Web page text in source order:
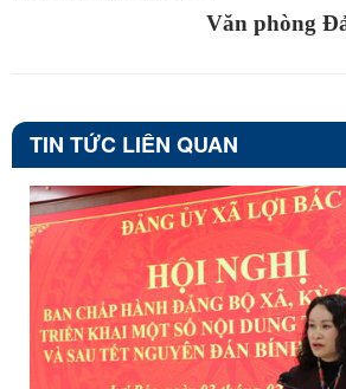
Văn phòng
TIN TỨC LIÊN QUAN